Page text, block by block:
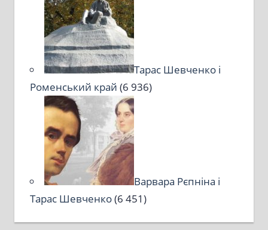
Тарас Шевченко і
Роменський край (6 936)
Варвара Рєпніна і
Тарас Шевченко(6 451)